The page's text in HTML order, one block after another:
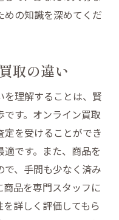
ェック
の知識を深めてくだ
取の違い
を理解することは、賢
す。オンライン買取
を受けることができ
です。また、商品を
、手間も少なく済み
品を専門スタッフに
詳しく評価してもら